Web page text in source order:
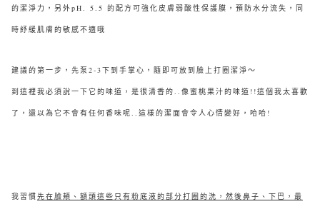
的潔淨力，另外pH. 5.5 的配方可強化皮膚弱酸性保護膜，預防水分流失，同
時紓緩肌膚的敏感不適哦
建議的第一步，先泵2-3下到手掌心，隨即可放到臉上打圈潔淨～
到這裡我必須說一下它的味道，是很清香的..像蜜桃果汁的味道!!這個我太喜歡
了，還以為它不會有任何香味呢..這樣的潔面會令人心情變好，哈哈!
我習慣先在臉頰、額頭這些只有粉底液的部分打圈的洗，然後鼻子、下巴，最